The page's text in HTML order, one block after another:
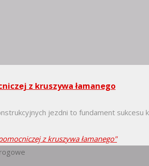
z kruszywa łamanego
jezdni to fundament
z kruszywa łamanego"